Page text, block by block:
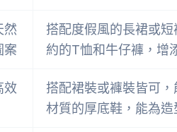
然
案
搭配度假風的長裙或
約的T恤和牛仔褲，增
效
搭配裙裝或褲裝皆可
材質的厚底鞋，能為造